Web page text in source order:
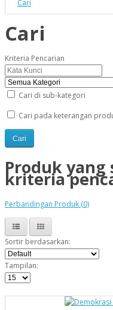
Cari
Cari
Kriteria Pencarian
Cari di sub-kategori
Cari pada keterangan
Produk yang
kriteria
Perbandingan Produk (0)
Sortir berdasarkan:
Tampilan: